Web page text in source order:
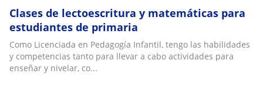
Clases de lectoescritura y matemáticas para
estudiantes de primaria
Como Licenciada en Pedagogía Infantil, tengo las habilidades
y competencias tanto para llevar a cabo actividades para
enseñar y nivelar, co...